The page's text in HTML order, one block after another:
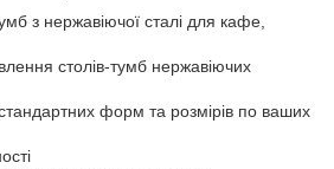
з нержавіючої сталі для кафе,
столів-тумб нержавіючих
форм та розмірів по ваших